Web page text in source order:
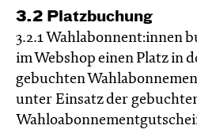
3.2 Platzbuchung
3.2.1 Wahlabonnent:innen
im Webshop einen Platz in
gebuchten
unter Einsatz der